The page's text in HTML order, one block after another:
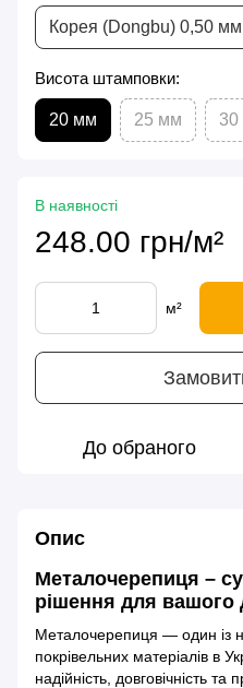
Корея (Dongbu) 0,50 мм
Висота штамповки:
20 мм 25 мм 30
В наявності
248.00 грн/м²
м²
До обраного
Опис
Металочерепиця –
рішення для вашого
Металочерепиця — один із
покрівельних матеріалів в
надійність, довговічність